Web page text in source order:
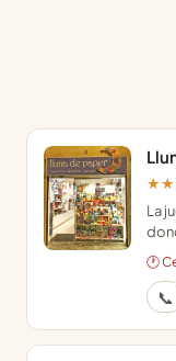
La
🕐
📞